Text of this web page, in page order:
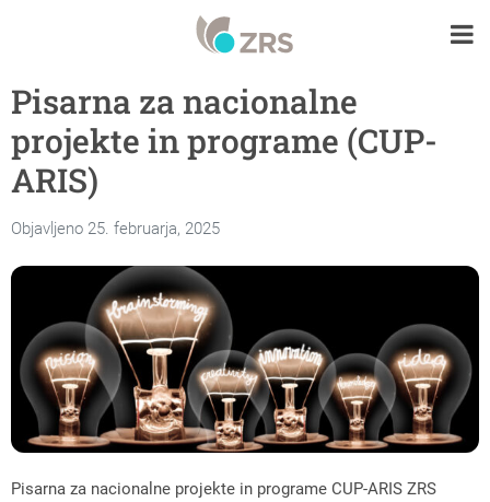
Pisarna za nacionalne
projekte in programe (CUP-
ARIS)
Objavljeno 25. februarja, 2025
Pisarna za nacionalne projekte in programe CUP-ARIS ZRS